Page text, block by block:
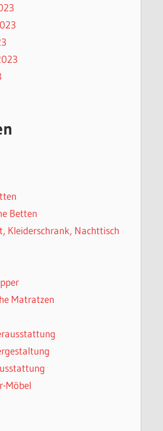
Betten
Kleiderschrank, Nachttisch
Matratzen
Möbel